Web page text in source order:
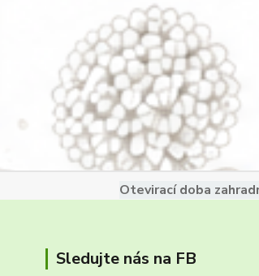
Otevirací doba
Sledujte nás na FB